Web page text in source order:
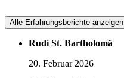
Alle Erfahrungsberichte anzeigen
Rudi St. Bartholomä
20. Februar 2026